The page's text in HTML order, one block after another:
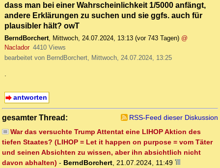
dass man bei einer Wahrscheinlichkeit 1/5000 anfängt,
andere Erklärungen zu suchen und sie ggfs. auch für
plausibler hält? owT
BerndBorchert, Mittwoch, 24.07.2024, 13:13 (vor 743 Tagen) @
Naclador 4410 Views
bearbeitet von BerndBorchert, Mittwoch, 24.07.2024, 13:25
.
antworten
gesamter Thread:
RSS-Feed dieser Diskussion
War das versuchte Trump Attentat eine LIHOP Aktion des
tiefen Staates? (LIHOP = Let it happen on purpose = vom Täter
und seinen Absichten zu wissen, aber ihn absichtlich nicht
davon abhalten) - BerndBorchert, 21.07.2024, 11:49